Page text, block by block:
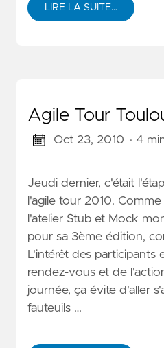
LIRE LA SUITE…
Agile Tour
Oct 23, 2010 · 4
Jeudi dernier, c'était
l'agile tour 2010.
l'atelier Stub et Mock
pour sa 3ème édition,
L'intérêt des participants
rendez-vous et de
journée, ça évite d'aller
fauteuils …